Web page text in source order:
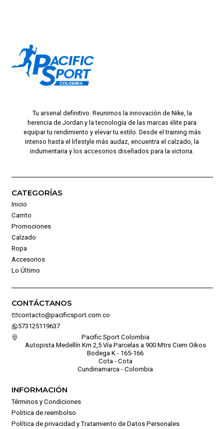
Tu arsenal definitivo. Reunimos la innovación de Nike, la
herencia de Jordan y la tecnología de las marcas élite para
equipar tu rendimiento y elevar tu estilo. Desde el training más
intenso hasta el lifestyle más audaz, encuentra el calzado, la
indumentaria y los accesorios diseñados para la victoria.
CATEGORÍAS
Inicio
Carrito
Promociones
Calzado
Ropa
Accesorios
Lo Último
CONTÁCTANOS
contacto@pacificsport.com.co
573125119637
Pacific Sport Colombia
Autopista Medellín Km 2,5 Vía Parcelas a 900 Mtrs Ciem Oikos
Bodega K - 165-166
Cota - Cota
Cundinamarca - Colombia
INFORMACIÓN
Términos y Condiciones
Politica de reembolso
Política de privacidad y Tratamiento de Datos Personales